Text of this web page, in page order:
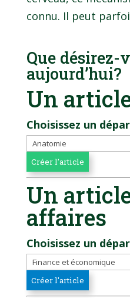
connu. Il peut
Que désirez-
aujourd’hui?
Un
Choisissez un
Un
affaires
Choisissez un